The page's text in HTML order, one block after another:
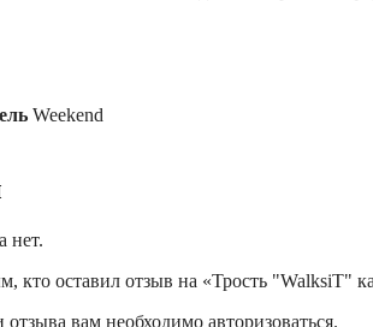
Weekend
нет.
кто оставил отзыв на «Трость "WalksiT"
отзыва вам необходимо авторизоваться.